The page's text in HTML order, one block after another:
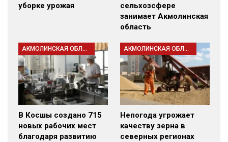
уборке урожая
сельхозсфере
занимает Акмолинская
область
АКМОЛИНСКАЯ ОБЛАСТЬ
В Косшы создано 715
новых рабочих мест
благодаря развитию
АКМОЛИНСКАЯ ОБЛАСТЬ
Непогода угрожает
качеству зерна в
северных регионах